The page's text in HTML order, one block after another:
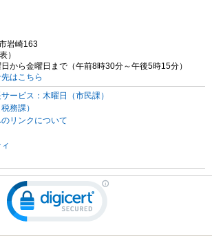
岩崎163
）
から金曜日まで（午前8時30分～午後5時15分）
はこちら
ービス：木曜日（市民課）
務課）
リンクについて